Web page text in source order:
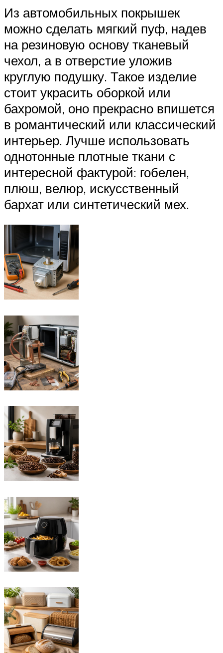
Из автомобильных покрышек
можно сделать мягкий пуф, надев
на резиновую основу тканевый
чехол, а в отверстие уложив
круглую подушку. Такое изделие
стоит украсить оборкой или
бахромой, оно прекрасно впишется
в романтический или классический
интерьер. Лучше использовать
однотонные плотные ткани с
интересной фактурой: гобелен,
плюш, велюр, искусственный
бархат или синтетический мех.